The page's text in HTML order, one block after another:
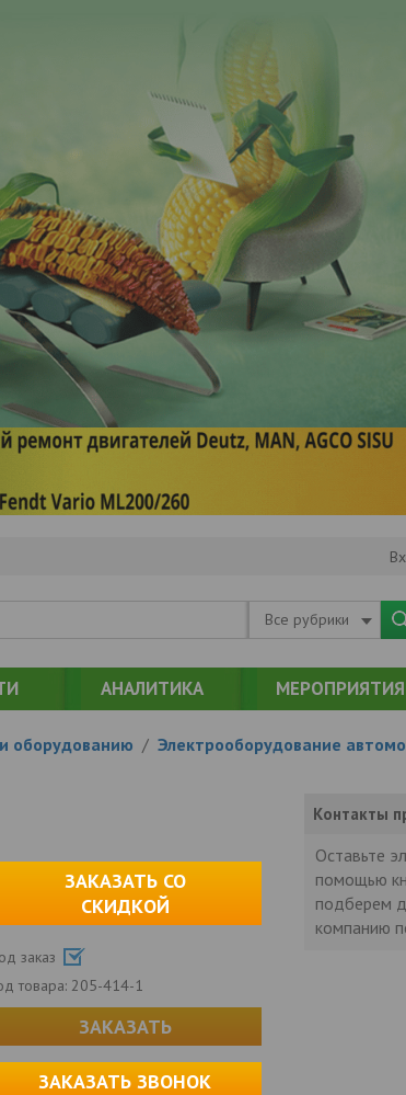
Все рубрики
АНАЛИТИКА МЕРОПРИЯТИЯ
оборудованию / Электрооборудование
ЗАКАЗАТЬ СО
СКИДКОЙ
заказ
товара: 205-414-1
ЗАКАЗАТЬ
ЗАКАЗАТЬ ЗВОНОК
Контакты
Оставьте
помощью
подберем
компанию